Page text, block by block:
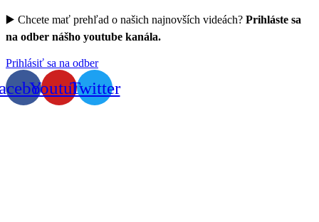
▶️ Chcete mať prehľad o našich najnovších videách? Prihláste sa
na odber nášho youtube kanála.
Prihlásiť sa na odber
YoutubeTwitter